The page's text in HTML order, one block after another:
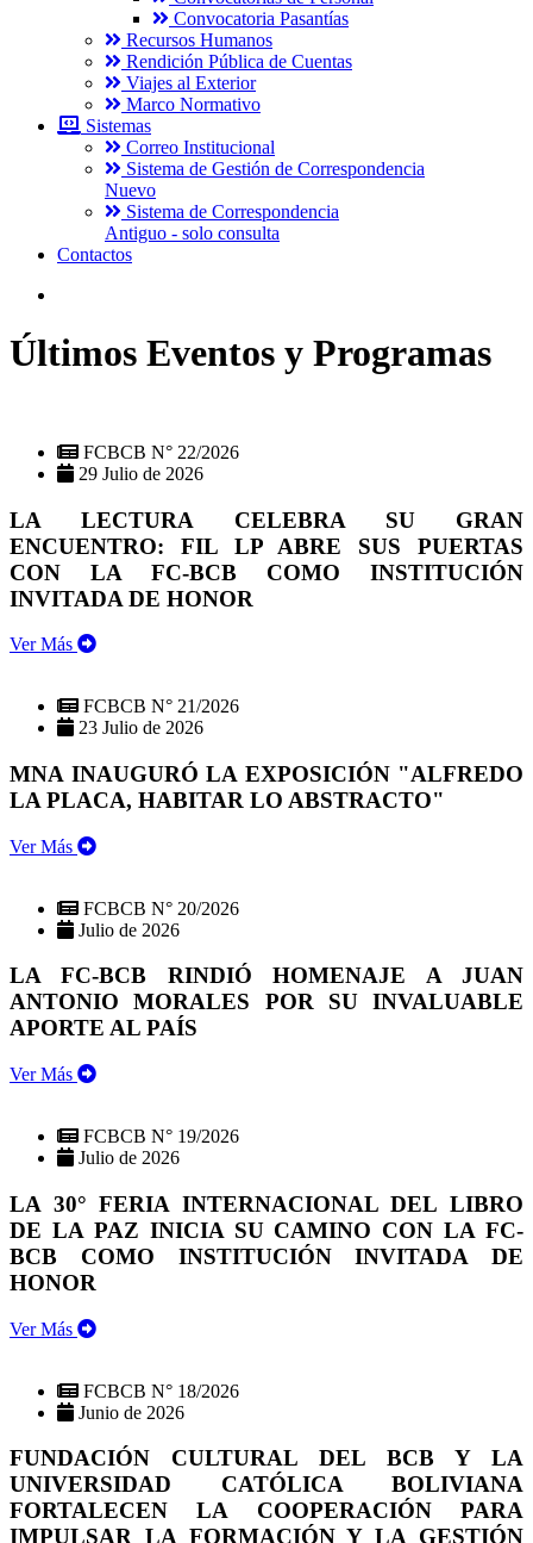
Convocatoria Pasantías
Recursos Humanos
Rendición Pública de Cuentas
Viajes al Exterior
Marco Normativo
Sistemas
Correo Institucional
Sistema de Gestión de Correspondencia
Nuevo
Sistema de Correspondencia
Antiguo - solo consulta
Contactos
Últimos Eventos y Programas
FCBCB N° 22/2026
29 Julio de 2026
LA LECTURA CELEBRA SU GRAN
ENCUENTRO: FIL LP ABRE SUS PUERTAS
CON LA FC-BCB COMO INSTITUCIÓN
INVITADA DE HONOR
Ver Más
FCBCB N° 21/2026
23 Julio de 2026
MNA INAUGURÓ LA EXPOSICIÓN "ALFREDO
LA PLACA, HABITAR LO ABSTRACTO"
Ver Más
FCBCB N° 20/2026
Julio de 2026
LA FC-BCB RINDIÓ HOMENAJE A JUAN
ANTONIO MORALES POR SU INVALUABLE
APORTE AL PAÍS
Ver Más
FCBCB N° 19/2026
Julio de 2026
LA 30° FERIA INTERNACIONAL DEL LIBRO
DE LA PAZ INICIA SU CAMINO CON LA FC-
BCB COMO INSTITUCIÓN INVITADA DE
HONOR
Ver Más
FCBCB N° 18/2026
Junio de 2026
FUNDACIÓN CULTURAL DEL BCB Y LA
UNIVERSIDAD CATÓLICA BOLIVIANA
FORTALECEN LA COOPERACIÓN PARA
IMPULSAR LA FORMACIÓN Y LA GESTIÓN